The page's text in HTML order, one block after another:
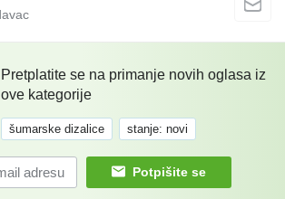
Pretplatite se na primanje novih oglasa iz
ove kategorije
šumarske dizalice stanje: novi
Potpišite se